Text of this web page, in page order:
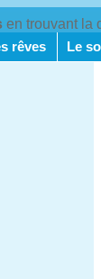
en trouvant la
rêves Le